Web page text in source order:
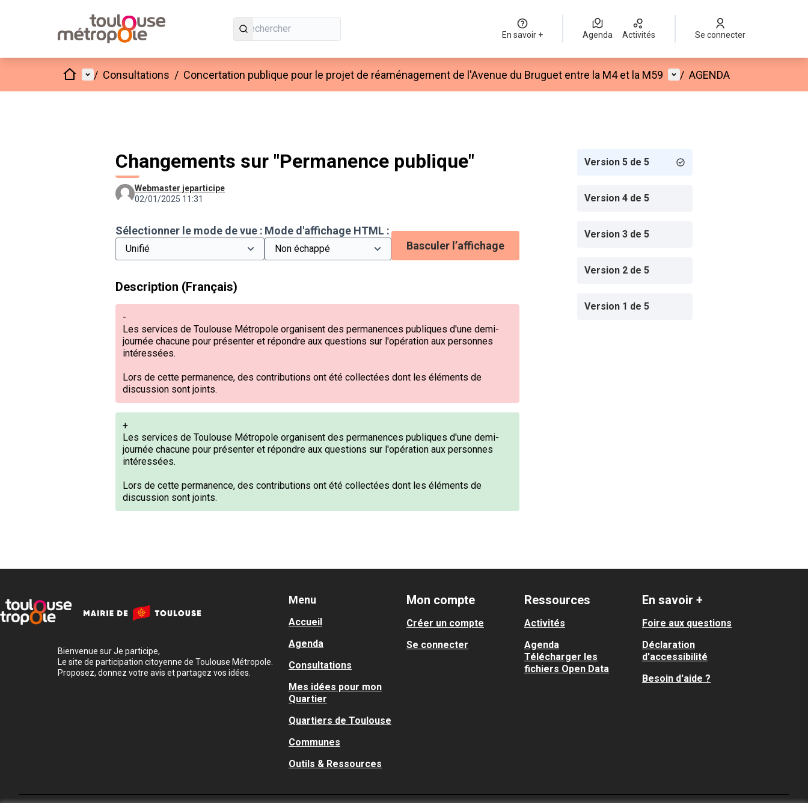
En savoir + Agenda Activités Se connecter
AccueilMenu principal
/ Consultations / Concertation publique pour le projet de réaménagement de l'Avenue du Bruguet entre la M4 et la M59 Menu utilisateur
/ AGENDA
Changements sur "Permanence publique"
Webmaster jeparticipe
02/01/2025 11:31
Sélectionner le mode de vue : Mode d'affichage HTML :
Basculer l’affichage
Description (Français)
-
Les services de Toulouse Métropole organisent des permanences publiques d'une demi-
journée chacune pour présenter et répondre aux questions sur l'opération aux personnes
intéressées.
Lors de cette permanence, des contributions ont été collectées dont les éléments de
discussion sont joints.
+
Les services de Toulouse Métropole organisent des permanences publiques d'une demi-
journée chacune pour présenter et répondre aux questions sur l'opération aux personnes
intéressées.
Lors de cette permanence, des contributions ont été collectées dont les éléments de
discussion sont joints.
Version 5 de 5
Version 4 de 5
Version 3 de 5
Version 2 de 5
Version 1 de 5
Bienvenue sur Je participe,
Le site de participation citoyenne de Toulouse Métropole.
Proposez, donnez votre avis et partagez vos idées.
Menu
Accueil
Agenda
Consultations
Mes idées pour mon
Quartier
Quartiers de Toulouse
Communes
Outils & Ressources
Mon compte
Créer un compte
Se connecter
Ressources
Activités
Agenda
Télécharger les
fichiers Open Data
En savoir +
Foire aux questions
Déclaration
d'accessibilité
Besoin d'aide ?